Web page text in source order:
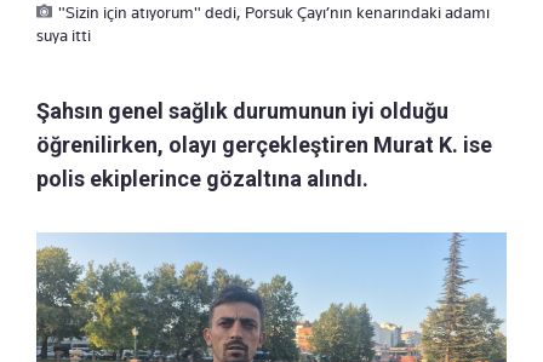
"Sizin için atıyorum" dedi, Porsuk Çayı’nın kenarındaki adamı
suya itti
Şahsın genel sağlık durumunun iyi olduğu
öğrenilirken, olayı gerçekleştiren Murat K. ise
polis ekiplerince gözaltına alındı.